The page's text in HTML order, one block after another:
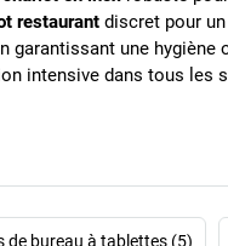
restaurant discret pour
garantissant une
intensive dans tous les
de bureau à tablettes (5)